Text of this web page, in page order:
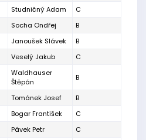
Studničný Adam
C
Socha Ondřej
B
Janoušek Slávek
B
Veselý Jakub C
Waldhauser
Štěpán
B
Tománek Josef
B
Bogar František
C
Pávek Petr
C